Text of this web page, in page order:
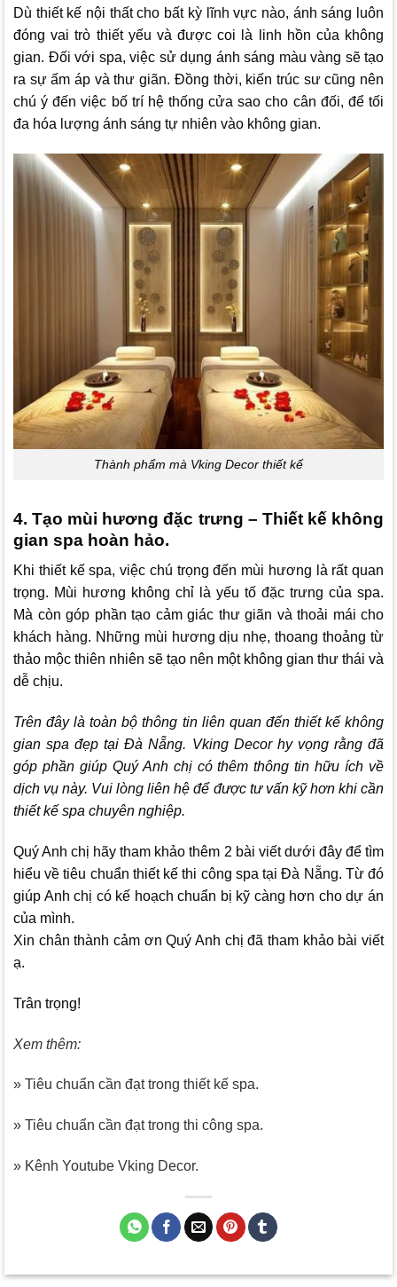
Dù thiết kế nội thất cho bất kỳ lĩnh vực nào, ánh sáng luôn
đóng vai trò thiết yếu và được coi là linh hồn của không
gian. Đối với spa, việc sử dụng ánh sáng màu vàng sẽ tạo
ra sự ấm áp và thư giãn. Đồng thời, kiến trúc sư cũng nên
chú ý đến việc bố trí hệ thống cửa sao cho cân đối, để tối
đa hóa lượng ánh sáng tự nhiên vào không gian.
Thành phẩm mà Vking Decor thiết kế
4. Tạo mùi hương đặc trưng – Thiết kế không
gian spa hoàn hảo.
Khi thiết kế spa, việc chú trọng đến mùi hương là rất quan
trọng. Mùi hương không chỉ là yếu tố đặc trưng của spa.
Mà còn góp phần tạo cảm giác thư giãn và thoải mái cho
khách hàng. Những mùi hương dịu nhẹ, thoang thoảng từ
thảo mộc thiên nhiên sẽ tạo nên một không gian thư thái và
dễ chịu.
Trên đây là toàn bộ thông tin liên quan đến thiết kế không
gian spa đẹp tại Đà Nẵng. Vking Decorhy vọng rằng đã
góp phần giúp Quý Anh chị có thêm thông tin hữu ích về
dịch vụ này. Vui lòng liên hệ để được tư vấn kỹ hơn khi cần
thiết kế spa chuyên nghiệp.
Quý Anh chị hãy tham khảo thêm 2 bài viết dưới đây để tìm
hiểu về tiêu chuẩn thiết kế thi công spa tại Đà Nẵng. Từ đó
giúp Anh chị có kế hoạch chuẩn bị kỹ càng hơn cho dự án
của mình.
Xin chân thành cảm ơn Quý Anh chị đã tham khảo bài viết
ạ.
Trân trọng!
Xem thêm:
» Tiêu chuẩn cần đạt trong thiết kế spa.
» Tiêu chuẩn cần đạt trong thi công spa.
» Kênh Youtube Vking Decor.